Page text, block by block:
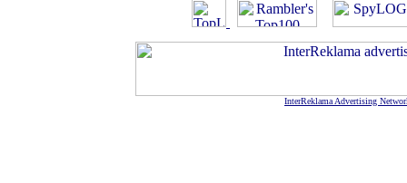
InterReklama Advertising